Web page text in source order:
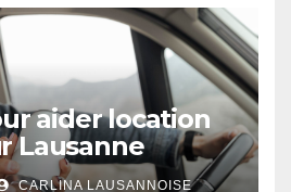
aider location
Lausanne
CARLINA LAUSANNOISE